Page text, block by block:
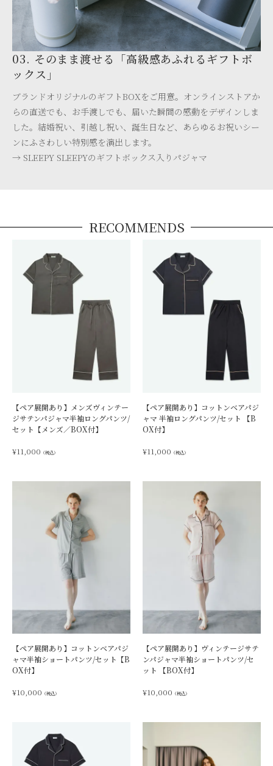
03. そのまま渡せる「高級感あふれるギフトボ
ックス」
ブランドオリジナルのギフトBOXをご用意。オンラインストアか
らの直送でも、お手渡しでも、届いた瞬間の感動をデザインしま
した。結婚祝い、引越し祝い、誕生日など、あらゆるお祝いシー
ンにふさわしい特別感を演出します。
→ SLEEPY SLEEPYのギフトボックス入りパジャマ
RECOMMENDS
【ペア展開あり】メンズヴィンテー
ジサテンパジャマ半袖ロングパンツ/
セット【メンズ／BOX付】
¥11,000 （税込）
【ペア展開あり】コットンベアパジ
ャマ 半袖ロングパンツ/セット 【B
OX付】
¥11,000 （税込）
【ペア展開あり】コットンベアパジ
ャマ半袖ショートパンツ/セット【B
OX付】
¥10,000 （税込）
【ペア展開あり】ヴィンテージサテ
ンパジャマ半袖ショートパンツ/セ
ット 【BOX付】
¥10,000 （税込）